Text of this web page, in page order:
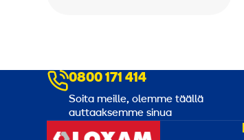
0800 171 414
Soita meille, olemme täällä
auttaaksemme sinua